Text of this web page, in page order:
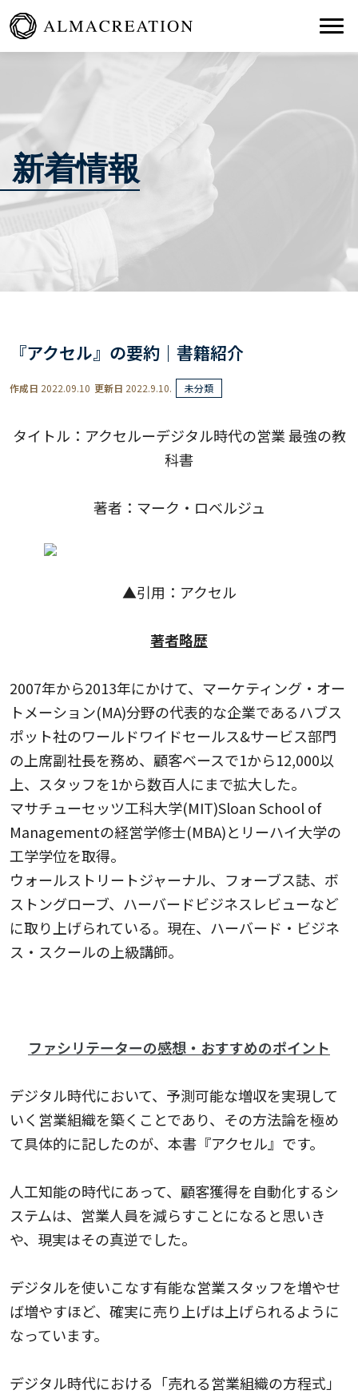
新着情報
『アクセル』の要約｜書籍紹介
作成日 2022.09.10 更新日 2022.9.10. 未分類
タイトル：アクセルーデジタル時代の営業 最強の教
科書
著者：マーク・ロベルジュ
▲引用： アクセル
著者略歴
2007年から2013年にかけて、マーケティング・オー
トメーション(MA)分野の代表的な企業であるハブス
ポット社のワールドワイドセールス&サービス部門
の上席副社長を務め、顧客ベースで1から12,000以
上、スタッフを1から数百人にまで拡大した。
マサチューセッツ工科大学(MIT)Sloan School of
Managementの経営学修士(MBA)とリーハイ大学の
工学学位を取得。
ウォールストリートジャーナル、フォーブス誌、ボ
ストングローブ、ハーバードビジネスレビューなど
に取り上げられている。現在、ハーバード・ビジネ
ス・スクールの上級講師。
ファシリテーターの感想・おすすめのポイント
デジタル時代において、予測可能な増収を実現して
いく営業組織を築くことであり、その方法論を極め
て具体的に記したのが、本書『アクセル』です。
人工知能の時代にあって、顧客獲得を自動化するシ
ステムは、営業人員を減らすことになると思いき
や、現実はその真逆でした。
デジタルを使いこなす有能な営業スタッフを増やせ
ば増やすほど、確実に売り上げは上げられるように
なっています。
デジタル時代における「売れる営業組織の方程式」